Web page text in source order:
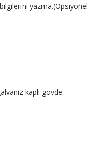
yazma.(Opsiyonel
kaplı gövde.